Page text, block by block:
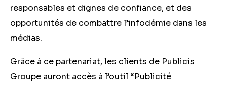
responsables et dignes de confiance, et des
opportunités de combattre l’infodémie dans les
médias.
Grâce à ce partenariat, les clients de Publicis
Groupe auront accès à l’outil “Publicité